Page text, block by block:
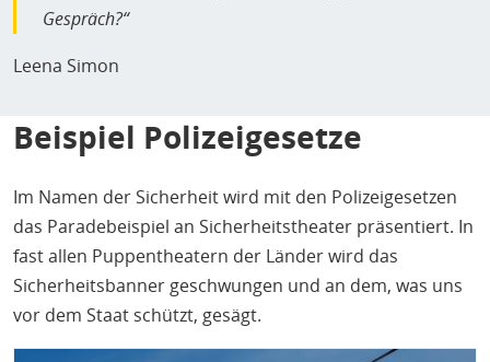
Gespräch?“
Leena Simon
Beispiel Polizeigesetze
Im Namen der Sicherheit wird mit den Polizeigesetzen
das Paradebeispiel an Sicherheitstheater präsentiert. In
fast allen Puppentheatern der Länder wird das
Sicherheitsbanner geschwungen und an dem, was uns
vor dem Staat schützt, gesägt.
Bild